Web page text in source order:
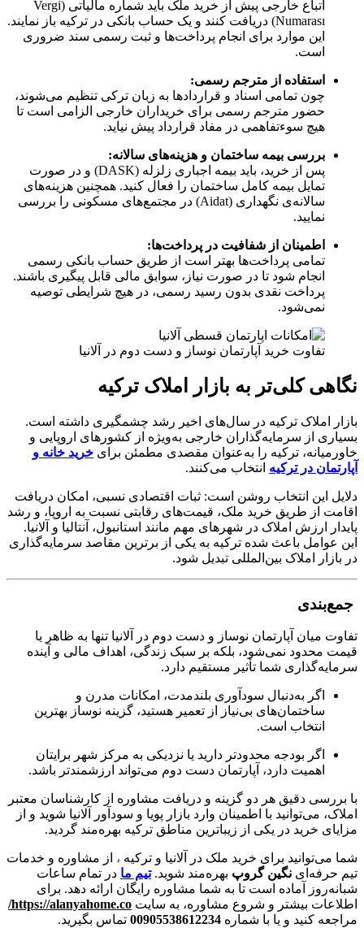
اتباع خارجی پیش از خرید ملک باید شماره مالیاتی (Vergi
Numarası) دریافت کنند و یک حساب بانکی در ترکیه باز نمایند.
این موارد برای انجام پرداخت‌ها و ثبت رسمی سند ضروری
است.
استفاده از مترجم رسمی:
چون تمامی اسناد و قراردادها به زبان ترکی تنظیم می‌شوند،
حضور مترجم رسمی برای خریداران خارجی الزامی است تا
هیچ سوءتفاهمی در مفاد قرارداد پیش نیاید.
بررسی بیمه ساختمان و هزینه‌های سالانه:
پس از خرید، باید بیمه اجباری زلزله (DASK) و در صورت
تمایل بیمه کامل ساختمان را فعال کنید. همچنین هزینه‌های
سالانه‌ی نگهداری (Aidat) در مجتمع‌های مسکونی را بررسی
نمایید.
اطمینان از شفافیت در پرداخت‌ها:
تمامی پرداخت‌ها بهتر است از طریق حساب بانکی رسمی
انجام شود تا در صورت نیاز، سوابق مالی قابل پیگیری باشند.
پرداخت نقدی بدون رسید رسمی، در هیچ شرایطی توصیه
نمی‌شود.
تفاوت خرید آپارتمان نوساز و دست‌ دوم در آلانیا
نگاهی کلی‌تر به بازار املاک ترکیه
بازار املاک ترکیه در سال‌های اخیر رشد چشمگیری داشته است.
بسیاری از سرمایه‌گذاران خارجی به‌ویژه از کشورهای اروپایی و
خاورمیانه، ترکیه را به‌عنوان مقصدی مطمئن برای خرید خانه و
آپارتمان در ترکیه انتخاب می‌کنند.
دلایل این انتخاب روشن است: ثبات اقتصادی نسبی، امکان دریافت
اقامت از طریق خرید ملک، قیمت‌های رقابتی نسبت به اروپا، و رشد
پایدار ارزش املاک در شهرهای مهم مانند استانبول، آنتالیا و آلانیا.
این عوامل باعث شده ترکیه به یکی از برترین مقاصد سرمایه‌گذاری
در بازار املاک بین‌المللی تبدیل شود.
جمع‌بندی
تفاوت میان آپارتمان نوساز و دست‌ دوم در آلانیا تنها به ظاهر یا
قیمت محدود نمی‌شود، بلکه بر سبک زندگی، اهداف مالی و آینده
سرمایه‌گذاری شما تأثیر مستقیم دارد.
اگر به‌دنبال سودآوری بلندمدت، امکانات مدرن و
ساختمان‌های بی‌نیاز از تعمیر هستید، گزینه نوساز بهترین
انتخاب است.
اگر بودجه محدودتر دارید یا نزدیکی به مرکز شهر برایتان
اهمیت دارد، آپارتمان دست‌ دوم می‌تواند ارزشمندتر باشد.
با بررسی دقیق هر دو گزینه و دریافت مشاوره از کارشناسان معتبر
املاک، می‌توانید با اطمینان وارد بازار پویا و سودآور آلانیا شوید و از
مزایای خرید در یکی از زیباترین مناطق ترکیه بهره‌مند گردید.
شما می‌توانید برای خرید ملک در آلانیا و ترکیه ، از مشاوره و خدمات
تیم حرفه‌ای نگین گروپ بهره‌مند شوید.تیم ما در تمام ساعات
شبانه‌روز آماده است تا به شما مشاوره رایگان ارائه دهد. برای
اطلاعات بیشتر و شروع مشاوره، به سایت https://alanyahome.co/
مراجعه کنید و یا با شماره 00905538612234 تماس بگیرید.